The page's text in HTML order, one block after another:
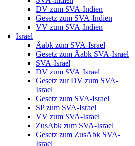
DV zum SVA-Indien
Gesetz zum SVA-Indien
VV zum SVA-Indien
Israel
Äabk zum SVA-Israel
Gesetz zum Äabk SVA-Israel
SVA-Israel
DV zum SVA-Israel
Gesetz zur DV zum SVA-
Israel
Gesetz zum SVA-Israel
SP zum SVA-Israel
VV zum SVA-Israel
ZusAbk zum SVA-Israel
Gesetz zum ZusAbk SVA-
Israel